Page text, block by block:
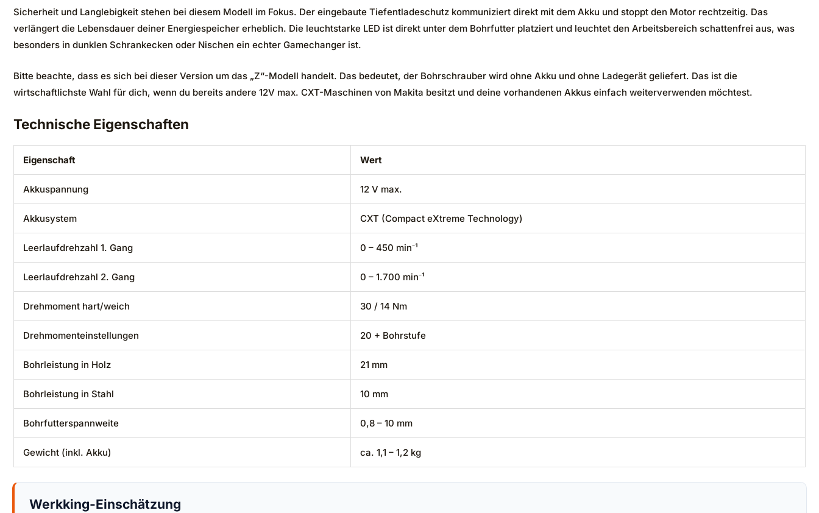
Sicherheit und Langlebigkeit stehen bei diesem Modell im Fokus. Der eingebaute Tiefentladeschutz kommuniziert direkt mit dem Akku und stoppt den Motor rechtzeitig. Das
verlängert die Lebensdauer deiner Energiespeicher erheblich. Die leuchtstarke LED ist direkt unter dem Bohrfutter platziert und leuchtet den Arbeitsbereich schattenfrei aus, was
besonders in dunklen Schrankecken oder Nischen ein echter Gamechanger ist.
Bitte beachte, dass es sich bei dieser Version um das „Z“-Modell handelt. Das bedeutet, der Bohrschrauber wird ohne Akku und ohne Ladegerät geliefert. Das ist die
wirtschaftlichste Wahl für dich, wenn du bereits andere 12V max. CXT-Maschinen von Makita besitzt und deine vorhandenen Akkus einfach weiterverwenden möchtest.
Technische Eigenschaften
Eigenschaft Wert
Akkuspannung 12 V max.
Akkusystem CXT (Compact eXtreme Technology)
Leerlaufdrehzahl 1. Gang 0 – 450 min⁻¹
Leerlaufdrehzahl 2. Gang 0 – 1.700 min⁻¹
Drehmoment hart/weich 30 / 14 Nm
Drehmomenteinstellungen 20 + Bohrstufe
Bohrleistung in Holz 21 mm
Bohrleistung in Stahl 10 mm
Bohrfutterspannweite 0,8 – 10 mm
Gewicht (inkl. Akku) ca. 1,1 – 1,2 kg
Werkking-Einschätzung